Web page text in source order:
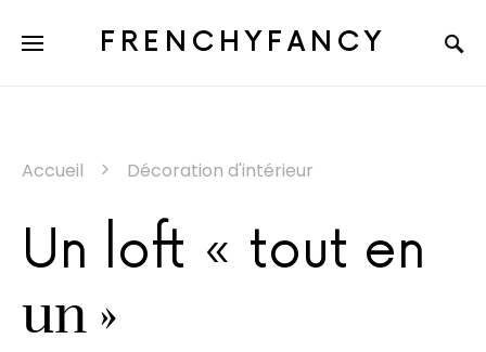
FRENCHYFANCY
Accueil Décoration d'intérieur
Un loft « tout en
un »